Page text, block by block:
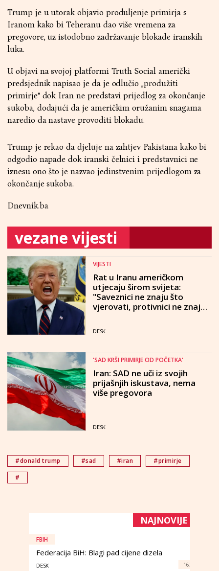
Trump je u utorak objavio produljenje primirja s
Iranom kako bi Teheranu dao više vremena za
pregovore, uz istodobno zadržavanje blokade iranskih
luka.
U objavi na svojoj platformi Truth Social američki
predsjednik napisao je da je odlučio „produžiti
primirje“ dok Iran ne predstavi prijedlog za okončanje
sukoba, dodajući da je američkim oružanim snagama
naredio da nastave provoditi blokadu.
Trump je rekao da djeluje na zahtjev Pakistana kako bi
odgodio napade dok iranski čelnici i predstavnici ne
iznesu ono što je nazvao jedinstvenim prijedlogom za
okončanje sukoba.
Dnevnik.ba
vezane vijesti
VIJESTI
Rat u Iranu američkom
utjecaju širom svijeta:
"Saveznici ne znaju što
vjerovati, protivnici ne znaju
DESK
'SAD KRŠI PRIMIRJE OD POČETKA'
Iran: SAD ne uči iz svojih
prijašnjih iskustava, nema
više pregovora
DESK
#donald trump #sad #iran
#primirje
#
NAJNOVIJE
FBIH
Federacija BiH: Blagi pad cijene dizela
DESK 16: